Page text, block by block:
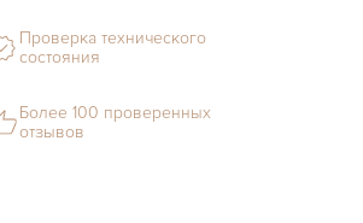
Проверка технического
состояния
Более 100 проверенных
отзывов